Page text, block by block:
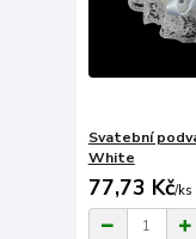
Svatební
White
77,73 Kč/ks